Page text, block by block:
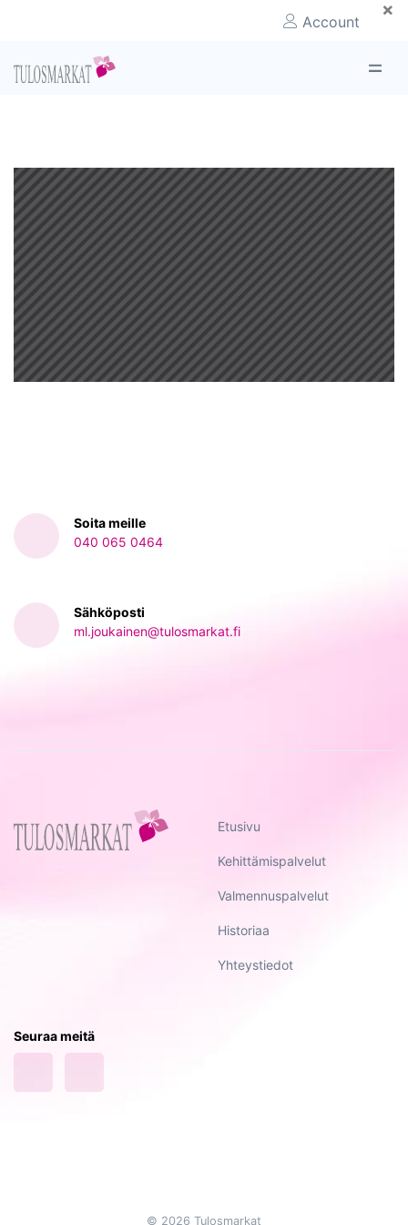
×
Account
Soita meille
040 065 0464‬
Sähköposti
ml.joukainen@tulosmarkat.fi
Etusivu
Kehittämispalvelut
Valmennuspalvelut
Historiaa
Yhteystiedot
Seuraa meitä
© 2026 Tulosmarkat